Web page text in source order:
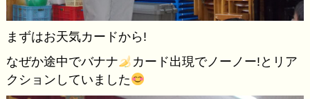
まずはお天気カードから!
なぜか途中でバナナ
カード出現でノーノー!とリア
クションしていました